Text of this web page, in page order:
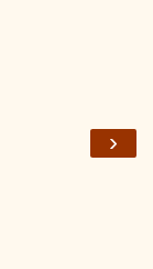
›